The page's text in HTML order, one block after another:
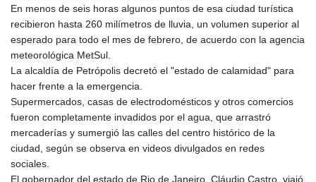
HRK 6.518804
HTG 130.363707
HUF 314.060388
ILS 2.99985
INR 95.210504
IQD
1306.058902
IRR
ISK 123.340386
En menos de seis horas algunos puntos de esa ciudad turística
recibieron hasta 260 milímetros de lluvia, un volumen superior al
esperado para todo el mes de febrero, de acuerdo con la agencia
meteorológica MetSul.
La alcaldía de Petrópolis decretó el "estado de calamidad" para
hacer frente a la emergencia.
Supermercados, casas de electrodomésticos y otros comercios
fueron completamente invadidos por el agua, que arrastró
mercaderías y sumergió las calles del centro histórico de la
ciudad, según se observa en videos divulgados en redes
sociales.
El gobernador del estado de Rio de Janeiro, Cláudio Castro, viajó